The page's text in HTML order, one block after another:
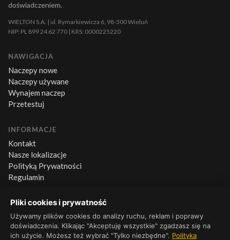
Pliki cookies i prywatność
Używamy plików cookies do analizy ruchu, reklam i poprawy
doświadczenia. Klikając "Akceptuję wszystkie" zgadzasz się na
ich użycie. Możesz też wybrać "Tylko niezbędne". Polityka
doświadczeniem.
WIELTON S.A. | ul. Rymarkiewicza 6, 98-300 Wieluń
NIP: PL 899 24 62 770 | KRS: 0000225220
NAWIGACJA
Naczepy nowe
Naczepy używane
Wynajem naczep
Przetestuj
INFORMACJE
Kontakt
Nasze lokalizacje
Polityką Prywatności
Regulamin
KONTAKT
+48 660 500 600
Pn–Pt 8:00–16:00